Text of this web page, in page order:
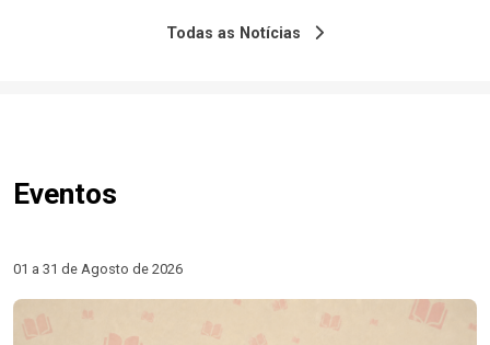
Todas as Notícias
Eventos
01 a 31 de Agosto de 2026